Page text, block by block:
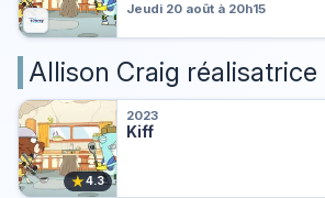
Jeudi 20 août à 20h15
Allison Craig réalisatrice
★4.3
2023
Kiff